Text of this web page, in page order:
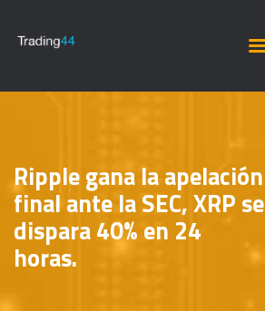
Ripple gana la apelación
final ante la SEC, XRP se
dispara 40% en 24
horas.